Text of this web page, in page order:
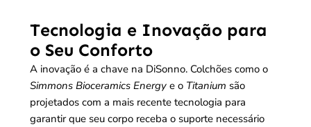
Tecnologia e Inovação para
o Seu Conforto
A inovação é a chave na DiSonno. Colchões como o
Simmons Bioceramics Energy e o Titanium são
projetados com a mais recente tecnologia para
garantir que seu corpo receba o suporte necessário